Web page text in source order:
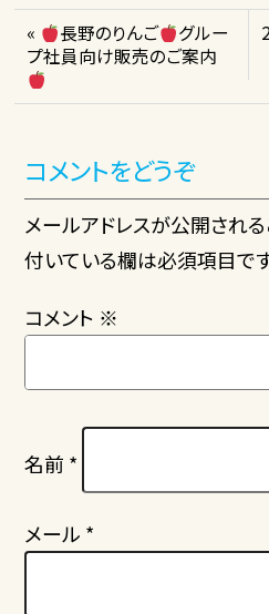
« 長野のりんご
グルー
プ社員向け販売のご案内
コメントをどうぞ
メールアドレスが公開され
付いている欄は必須項目です
コメント ※
名前 *
メール *